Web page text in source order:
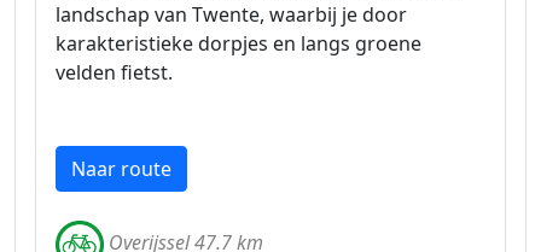
landschap van Twente, waarbij je door
karakteristieke dorpjes en langs groene
velden fietst.
Naar route
Overijssel 47.7 km